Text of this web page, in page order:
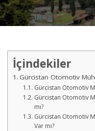
İçindekiler
Gürcistan Otomotiv
Gürcistan Otomotiv
Gürcistan Otomotiv
mı?
Gürcistan Otomotiv
Var mı?